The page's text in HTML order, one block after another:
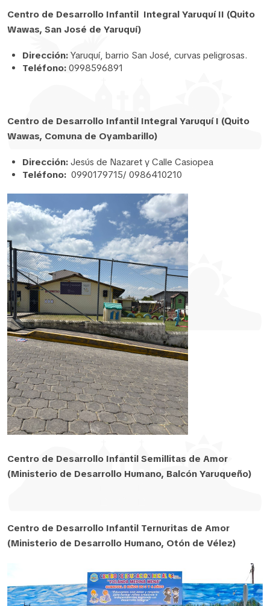
Centro de Desarrollo Infantil Integral Yaruquí II (Quito
Wawas, San José de Yaruquí)
Dirección: Yaruquí, barrio San José, curvas peligrosas.
Teléfono: 0998596891
Centro de Desarrollo Infantil Integral Yaruquí I (Quito
Wawas, Comuna de Oyambarillo)
Dirección: Jesús de Nazaret y Calle Casiopea
Teléfono: 0990179715/ 0986410210
Centro de Desarrollo Infantil Semillitas de Amor
(Ministerio de Desarrollo Humano, Balcón Yaruqueño)
Centro de Desarrollo Infantil Ternuritas de Amor
(Ministerio de Desarrollo Humano, Otón de Vélez)